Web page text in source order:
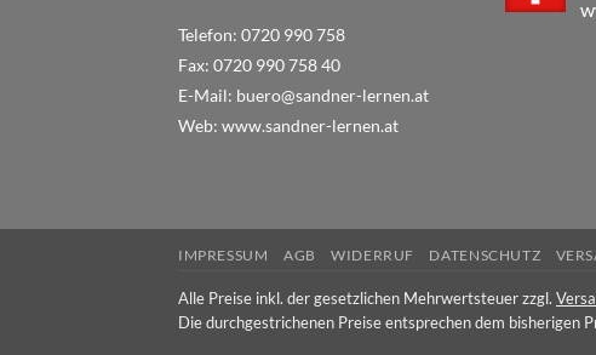
Telefon: 0720 990 758
Fax: 0720 990 758 40
E-Mail: buero@sandner-lernen.at
Web: www.sandner-lernen.at
IMPRESSUM AGB WIDERRUF DATENSCHUTZ
Alle Preise inkl. der gesetzlichen Mehrwertsteuer zzgl.
Die durchgestrichenen Preise entsprechen dem bisherigen